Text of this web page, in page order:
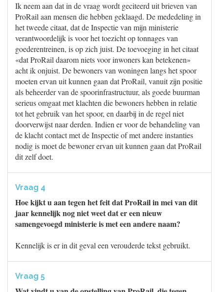
Ik neem aan dat in de vraag wordt geciteerd uit brieven van
ProRail aan mensen die hebben geklaagd. De mededeling in
het tweede citaat, dat de Inspectie van mijn ministerie
verantwoordelijk is voor het toezicht op tonnages van
goederentreinen, is op zich juist. De toevoeging in het citaat
«dat ProRail daarom niets voor inwoners kan betekenen»
acht ik onjuist. De bewoners van woningen langs het spoor
moeten ervan uit kunnen gaan dat ProRail, vanuit zijn positie
als beheerder van de spoorinfrastructuur, als goede buurman
serieus omgaat met klachten die bewoners hebben in relatie
tot het gebruik van het spoor, en daarbij in de regel niet
doorverwijst naar derden. Indien er voor de behandeling van
de klacht contact met de Inspectie of met andere instanties
nodig is moet de bewoner ervan uit kunnen gaan dat ProRail
dit zelf doet.
Vraag 4
Hoe kijkt u aan tegen het feit dat ProRail in mei van dit
jaar kennelijk nog niet weet dat er een nieuw
samengevoegd ministerie is met een andere naam?
Kennelijk is er in dit geval een verouderde tekst gebruikt.
Vraag 5